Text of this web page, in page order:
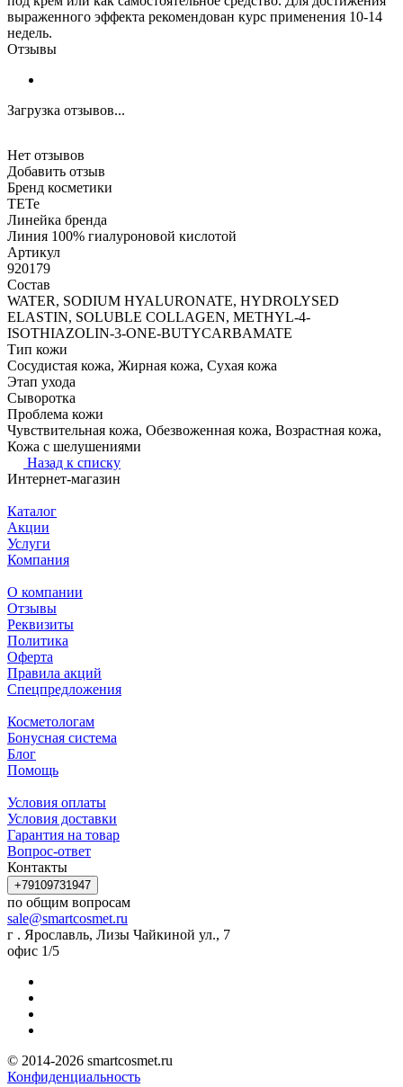
выраженного эффекта рекомендован курс применения 10-14
недель.
Отзывы
Загрузка отзывов...
Нет отзывов
Добавить отзыв
Бренд косметики
TETe
Линейка бренда
Линия 100% гиалуроновой кислотой
Артикул
920179
Состав
WATER, SODIUM HYALURONATE, HYDROLYSED
ELASTIN, SOLUBLE COLLAGEN, METHYL-4-
ISOTHIAZOLIN-3-ONE-BUTYCARBAMATE
Тип кожи
Сосудистая кожа, Жирная кожа, Сухая кожа
Этап ухода
Сыворотка
Проблема кожи
Чувствительная кожа, Обезвоженная кожа, Возрастная кожа,
Кожа с шелушениями
Назад к списку
Интернет-магазин
Каталог
Акции
Услуги
Компания
О компании
Отзывы
Реквизиты
Политика
Оферта
Правила акций
Спецпредложения
Косметологам
Бонусная система
Блог
Помощь
Условия оплаты
Условия доставки
Гарантия на товар
Вопрос-ответ
Контакты
+79109731947
по общим вопросам
sale@smartcosmet.ru
г . Ярославль, Лизы Чайкиной ул., 7
офис 1/5
© 2014-2026 smartcosmet.ru
Конфиденциальность